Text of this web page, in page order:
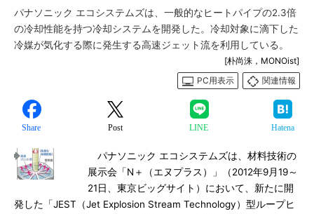
パナソニック エコシステムズは、一般的なヒートパイプの2.3倍
の冷却性能を持つ冷却システムを開発した。冷却対象に滴下した
冷媒が気化する際に発生する高速ジェット流を利用している。
[朴尚洙，MONOist]
PC用表示
関連情報
Share Post LINE Hatena
パナソニック エコシステムズは、材料技術の
展示会「N＋（エヌプラス）」（2012年9月19～
21日、東京ビッグサイト）において、新たに開
発した「JEST（Jet Explosion Stream Technology）型ループヒ